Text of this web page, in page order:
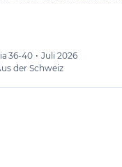
36-40 • Juli 2026
der Schweiz